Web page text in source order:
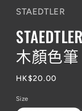
視
中
開
多
體
案
1
STAEDTLER
木顏色
定
HK$20.00
Size